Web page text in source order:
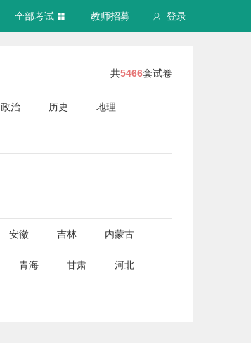
登录
全部考试 教师招募
共5466套试卷
政治 历史 地理
安徽 吉林 内蒙古
青海 甘肃 河北